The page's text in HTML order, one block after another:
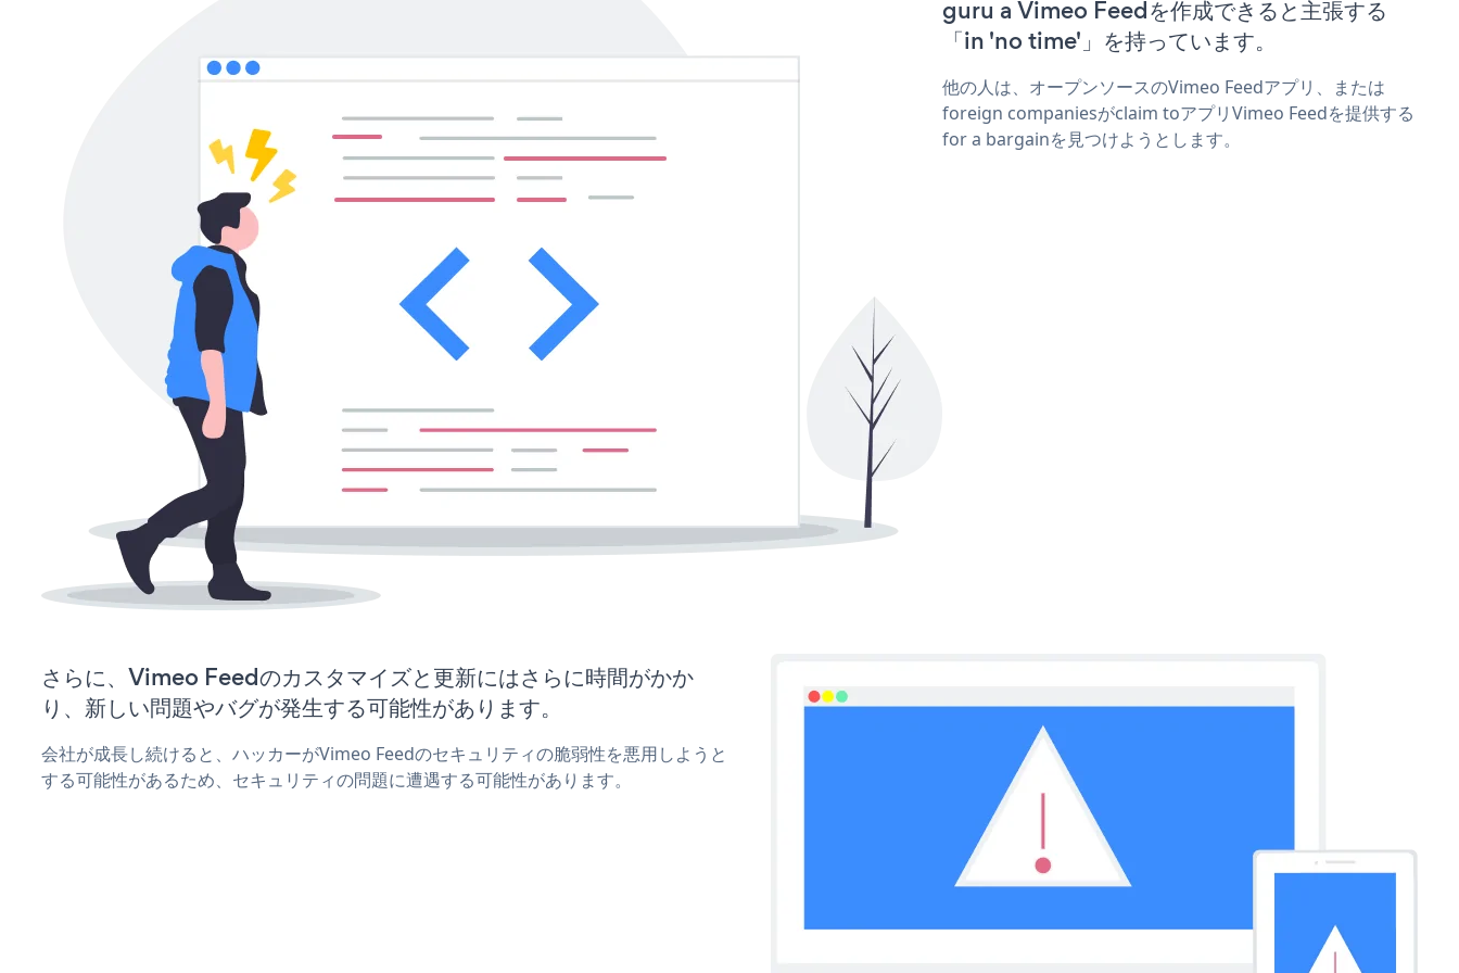
guru a Vimeo Feedを作成できると主張する
「in 'no time'」を持っています。
他の人は、オープンソースのVimeo Feedアプリ、または
foreign companiesがclaim toアプリVimeo Feedを提供する
for a bargainを見つけようとします。
さらに、Vimeo Feedのカスタマイズと更新にはさらに時間がかか
り、新しい問題やバグが発生する可能性があります。
会社が成長し続けると、ハッカーがVimeo Feedのセキュリティの脆弱性を悪用しようと
する可能性があるため、セキュリティの問題に遭遇する可能性があります。